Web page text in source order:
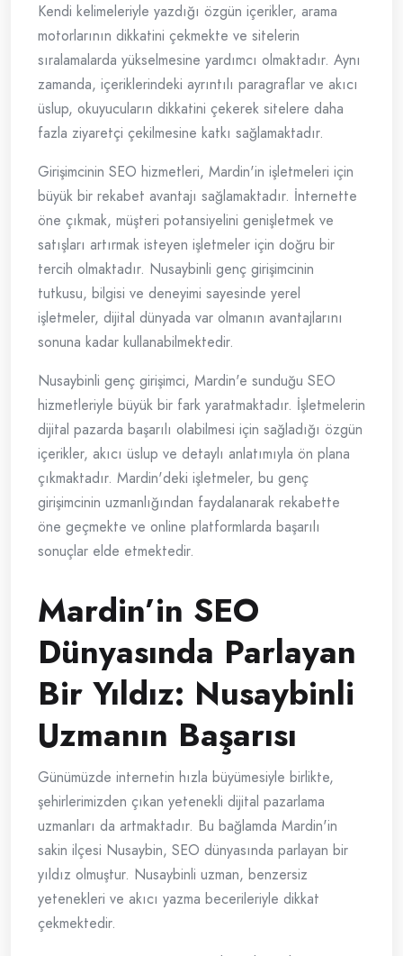
Kendi kelimeleriyle yazdığı özgün içerikler, arama
motorlarının dikkatini çekmekte ve sitelerin
sıralamalarda yükselmesine yardımcı olmaktadır. Aynı
zamanda, içeriklerindeki ayrıntılı paragraflar ve akıcı
üslup, okuyucuların dikkatini çekerek sitelere daha
fazla ziyaretçi çekilmesine katkı sağlamaktadır.
Girişimcinin SEO hizmetleri, Mardin'in işletmeleri için
büyük bir rekabet avantajı sağlamaktadır. İnternette
öne çıkmak, müşteri potansiyelini genişletmek ve
satışları artırmak isteyen işletmeler için doğru bir
tercih olmaktadır. Nusaybinli genç girişimcinin
tutkusu, bilgisi ve deneyimi sayesinde yerel
işletmeler, dijital dünyada var olmanın avantajlarını
sonuna kadar kullanabilmektedir.
Nusaybinli genç girişimci, Mardin'e sunduğu SEO
hizmetleriyle büyük bir fark yaratmaktadır. İşletmelerin
dijital pazarda başarılı olabilmesi için sağladığı özgün
içerikler, akıcı üslup ve detaylı anlatımıyla ön plana
çıkmaktadır. Mardin'deki işletmeler, bu genç
girişimcinin uzmanlığından faydalanarak rekabette
öne geçmekte ve online platformlarda başarılı
sonuçlar elde etmektedir.
Mardin’in SEO
Dünyasında Parlayan
Bir Yıldız: Nusaybinli
Uzmanın Başarısı
Günümüzde internetin hızla büyümesiyle birlikte,
şehirlerimizden çıkan yetenekli dijital pazarlama
uzmanları da artmaktadır. Bu bağlamda Mardin'in
sakin ilçesi Nusaybin, SEO dünyasında parlayan bir
yıldız olmuştur. Nusaybinli uzman, benzersiz
yetenekleri ve akıcı yazma becerileriyle dikkat
çekmektedir.